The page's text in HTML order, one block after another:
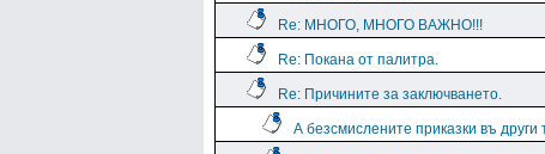
Re: МНОГО, МНОГО ВАЖНО!!!
Re: Покана от палитра.
Re: Причините за заключването.
А безсмислените приказки въ